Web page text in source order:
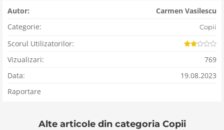
Autor:
Carmen Vasilescu
Categorie:
Copii
Scorul Utilizatorilor:
Vizualizari:
769
Data:
19.08.2023
Raportare
Alte articole din categoria Copii